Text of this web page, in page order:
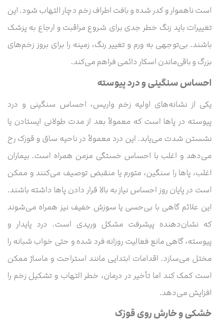
است ناهموار و کدر شده و بافت اطراف زخم دچار التهاب شود. این
تغییرات باید زنگ خطر جدی برای شروع مراقبت و ارجاع به پزشک
باشند. بی‌توجهی به ورم و تغییر رنگ، زمینه را برای بروز زخم‌های
بزرگ و باقی‌ماندن اسکار دائمی فراهم می‌کند.
احساس سنگینی و درد پیوسته
یکی از نشانه‌های اولیه زخم واریس، احساس سنگینی و درد
پیوسته در پاها است که معمولاً بعد از مدت طولانی ایستادن یا
نشستن شدت می‌یابد. این درد معمولاً در ناحیه ساق و قوزک رخ
می‌دهد و اغلب با احساس خستگی مزمن همراه است. بیماران
اغلب، پاها را سنگین، متورم یا منقبض توصیف می‌کنند و ممکن
است در پایان روز احساس نیاز به بالا قرار دادن پاها داشته باشند.
این علائم گاهی با بی‌حسی یا سوزش خفیف نیز همراه می‌شوند
که نشان‌دهنده پیشرفت مشکل وریدی است. درد پایدار و
پیوسته، گاهی مانع فعالیت روزانه فرد شده و حتی خواب شبانه را
مختل می‌سازد. اقدامات ابتدایی مانند استراحت و ماساژ ممکن
است کمک کند اما تأخیر در درمان، خطر التهاب و تشکیل زخم را
افزایش می‌دهد.
خشکی و خارش روی قوزک